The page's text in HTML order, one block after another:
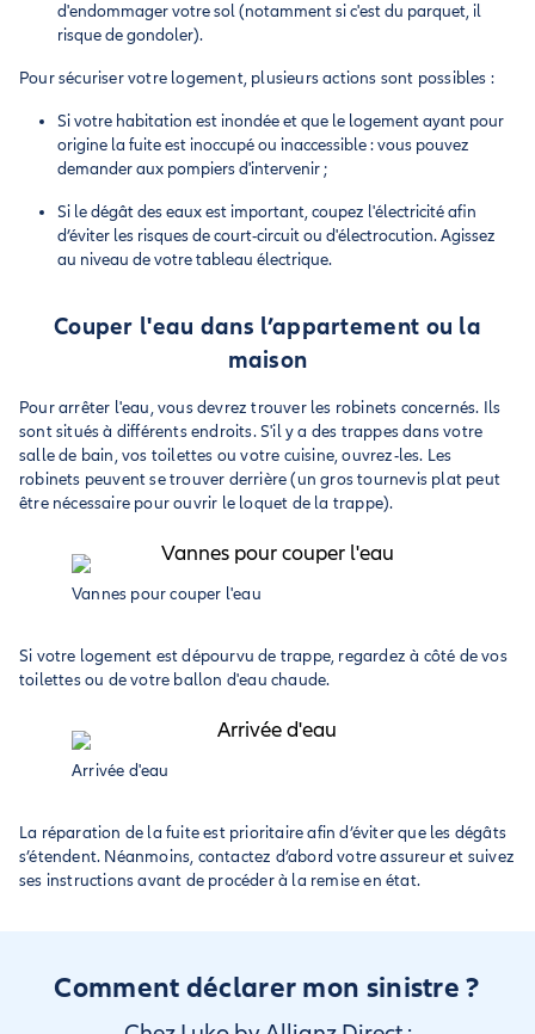
d'endommager votre sol (notamment si c'est du parquet, il
risque de gondoler).
Pour sécuriser votre logement, plusieurs actions sont possibles :
Si votre habitation est inondée et que le logement ayant pour
origine la fuite est inoccupé ou inaccessible : vous pouvez
demander aux pompiers d'intervenir ;
Si le dégât des eaux est important, coupez l'électricité afin
d’éviter les risques de court-circuit ou d'électrocution. Agissez
au niveau de votre tableau électrique.
Couper l'eau dans l’appartement ou la
maison
Pour arrêter l'eau, vous devrez trouver les robinets concernés. Ils
sont situés à différents endroits. S'il y a des trappes dans votre
salle de bain, vos toilettes ou votre cuisine, ouvrez-les. Les
robinets peuvent se trouver derrière (un gros tournevis plat peut
être nécessaire pour ouvrir le loquet de la trappe).
Vannes pour couper l'eau
Si votre logement est dépourvu de trappe, regardez à côté de vos
toilettes ou de votre ballon d'eau chaude.
Arrivée d'eau
La réparation de la fuite est prioritaire afin d’éviter que les dégâts
s’étendent. Néanmoins, contactez d’abord votre assureur et suivez
ses instructions avant de procéder à la remise en état.
Comment déclarer mon sinistre ?